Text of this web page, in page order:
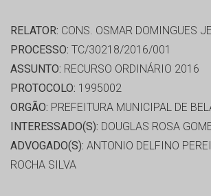
RELATOR: CONS. OSMAR DOMINGUES
PROCESSO: TC/30218/2016/001
ASSUNTO: RECURSO ORDINÁRIO 2016
PROTOCOLO: 1995002
ORGÃO: PREFEITURA MUNICIPAL DE
INTERESSADO(S): DOUGLAS ROSA
ADVOGADO(S): ANTONIO DELFINO
ROCHA SILVA